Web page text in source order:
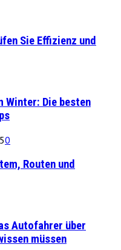
Sie Effizienz und
Winter: Die besten
0
Routen und
Autofahrer über
müssen